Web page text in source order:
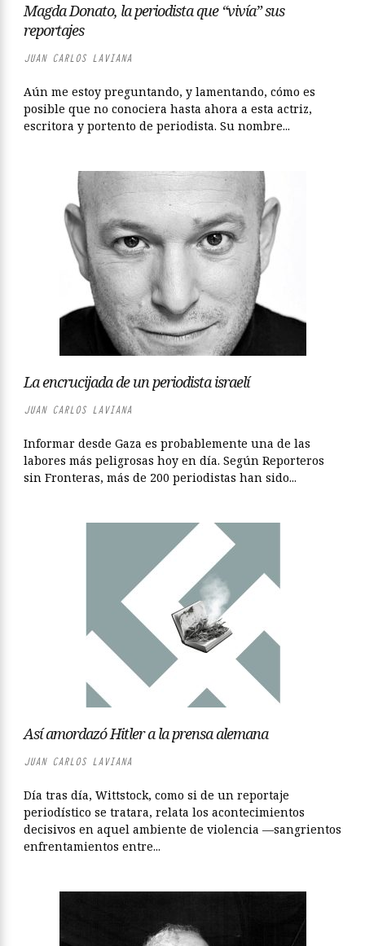
Magda Donato, la periodista que “vivía” sus
reportajes
JUAN CARLOS LAVIANA
Aún me estoy preguntando, y lamentando, cómo es
posible que no conociera hasta ahora a esta actriz,
escritora y portento de periodista. Su nombre...
La encrucijada de un periodista israelí
JUAN CARLOS LAVIANA
Informar desde Gaza es probablemente una de las
labores más peligrosas hoy en día. Según Reporteros
sin Fronteras, más de 200 periodistas han sido...
Así amordazó Hitler a la prensa alemana
JUAN CARLOS LAVIANA
Día tras día, Wittstock, como si de un reportaje
periodístico se tratara, relata los acontecimientos
decisivos en aquel ambiente de violencia —sangrientos
enfrentamientos entre...